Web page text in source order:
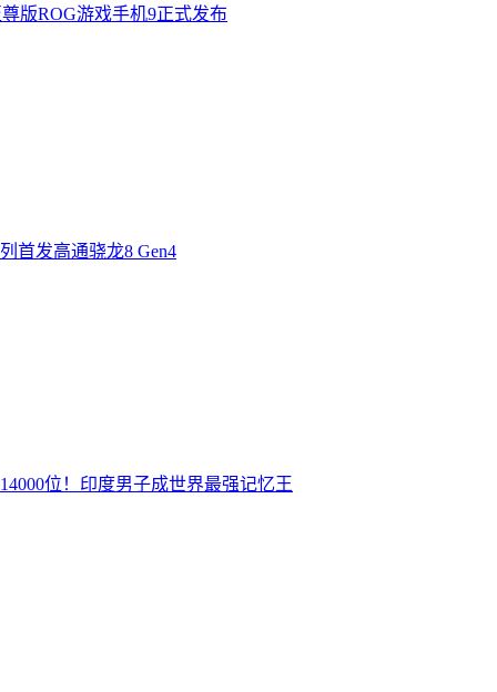
版ROG游戏手机9正式发布
首发高通骁龙8 Gen4
位！印度男子成世界最强记忆王